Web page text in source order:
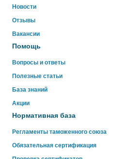
Новости
Отзывы
Вакансии
Помощь
Вопросы и ответы
Полезные статьи
База знаний
Акции
Нормативная база
Регламенты таможенного союза
Обязательная сертификация
WhatsApp